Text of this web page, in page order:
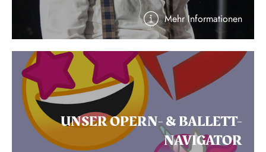
Mehr Informationen
UNSER OPERN- & BALLETT-
NAVIGATOR